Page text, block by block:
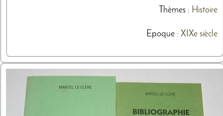
Thèmes: Histoire
Epoque : XIXe siècle